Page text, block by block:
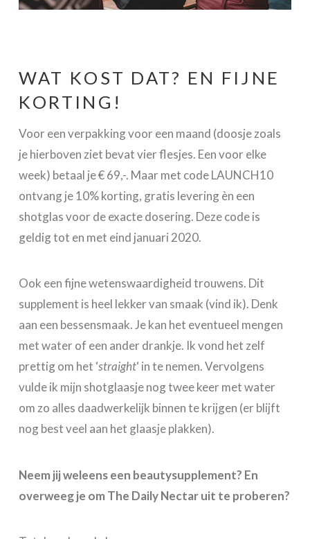
WAT KOST DAT? EN FIJNE
KORTING!
Voor een verpakking voor een maand (doosje zoals
je hierboven ziet bevat vier flesjes. Een voor elke
week) betaal je € 69,-. Maar met code LAUNCH10
ontvang je 10% korting, gratis levering èn een
shotglas voor de exacte dosering. Deze code is
geldig tot en met eind januari 2020.
Ook een fijne wetenswaardigheid trouwens. Dit
supplement is heel lekker van smaak (vind ik). Denk
aan een bessensmaak. Je kan het eventueel mengen
met water of een ander drankje. Ik vond het zelf
prettig om het ‘straight‘ in te nemen. Vervolgens
vulde ik mijn shotglaasje nog twee keer met water
om zo alles daadwerkelijk binnen te krijgen (er blijft
nog best veel aan het glaasje plakken).
Neem jij weleens een beautysupplement? En
overweeg je om The Daily Nectar uit te proberen?